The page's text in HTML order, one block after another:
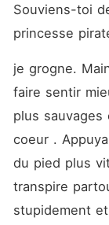
Souviens-toi
princesse
je grogne.
faire sentir
plus
coeur .
du pied plus
transpire
stupidement